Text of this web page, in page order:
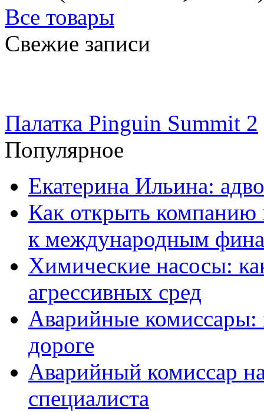
Все товары
Свежие записи
Палатка Pinguin Summit 2
Популярное
Екатерина Ильина:
Как открыть компанию
к международным
Химические насосы:
агрессивных сред
Аварийные
дороге
Аварийный комиссар
специалиста